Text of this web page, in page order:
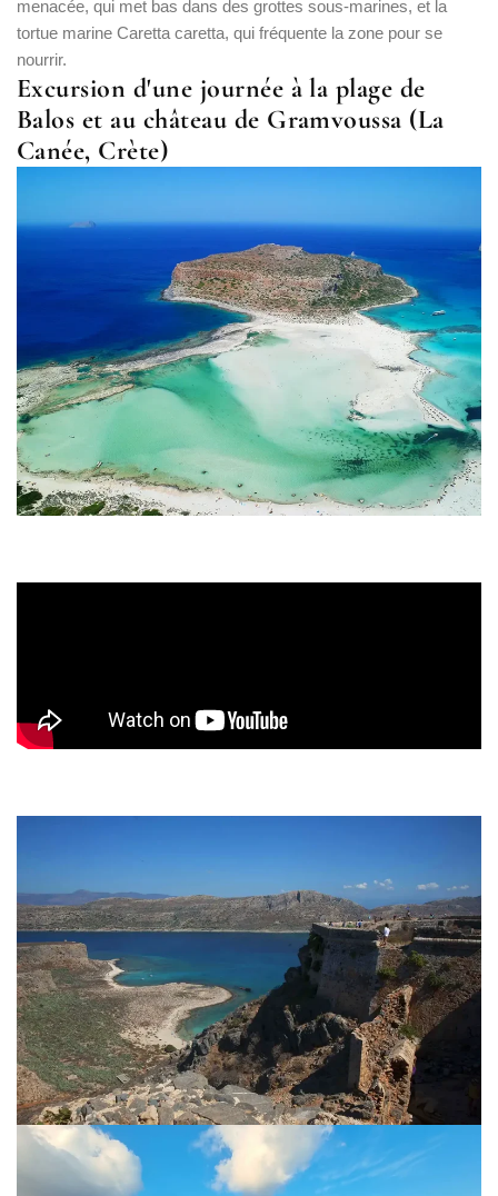
menacée, qui met bas dans des grottes sous-marines, et la
tortue marine Caretta caretta, qui fréquente la zone pour se
nourrir.
Excursion d'une journée à la plage de
Balos et au château de Gramvoussa (La
Canée, Crète)